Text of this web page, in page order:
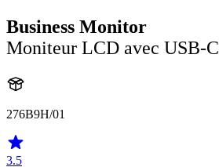
Business Monitor
Moniteur LCD avec USB-C
276B9H/01
3.5